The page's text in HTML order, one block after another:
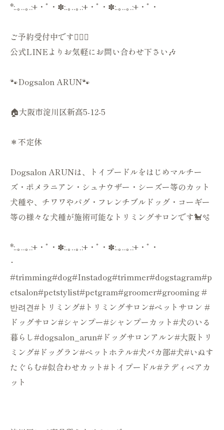
*:.｡..｡.:+・ﾟ・✽:.｡..｡.:+・ﾟ・✽:.｡..｡.:+・ﾟ・
ご予約受付中です💁🏻‍♀️
公式LINEよりお気軽にお問い合わせ下さい🎶
🐾Dogsalon ARUN🐾
🏠大阪市淀川区新高5-12-5
＊不定休
Dogsalon ARUNは、トイプードルをはじめマルチー
ズ・ポメラニアン・シュナウザー・シーズー等のカット
犬種や、チワワやパグ・フレンチブルドッグ・コーギー
等の様々な犬種が施術可能なトリミングサロンです🐩🫧
*:.｡..｡.:+・ﾟ・✽:.｡..｡.:+・ﾟ・✽:.｡..｡.:+・ﾟ・
･
#trimming#dog#Instadog#trimmer#dogstagram#p
etsalon#petstylist#petgram#groomer#grooming #
반려견#トリミング#トリミングサロン#ペットサロン #
ドッグサロン#シャンプー#シャンプーカット#犬のいる
暮らし#dogsalon_arun#ドッグサロンアルン#大阪トリ
ミング#ドッグラン#ペットホテル#犬バカ部#犬#いぬす
たぐらむ#似合わせカット#トイプードル#テディベアカ
ット